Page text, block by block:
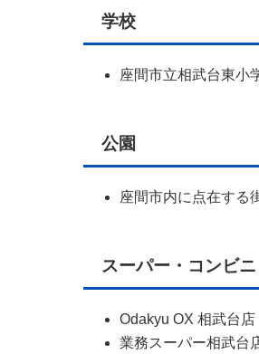
学校
座間市立相武台東小
公園
座間市内に点在する
スーパー・コンビニ
Odakyu OX 相武台
業務スーパー相武台